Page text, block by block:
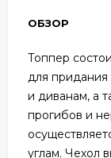
ОБЗОР
Топпер
для
и диванам, а
прогибов и
углам. Чехол